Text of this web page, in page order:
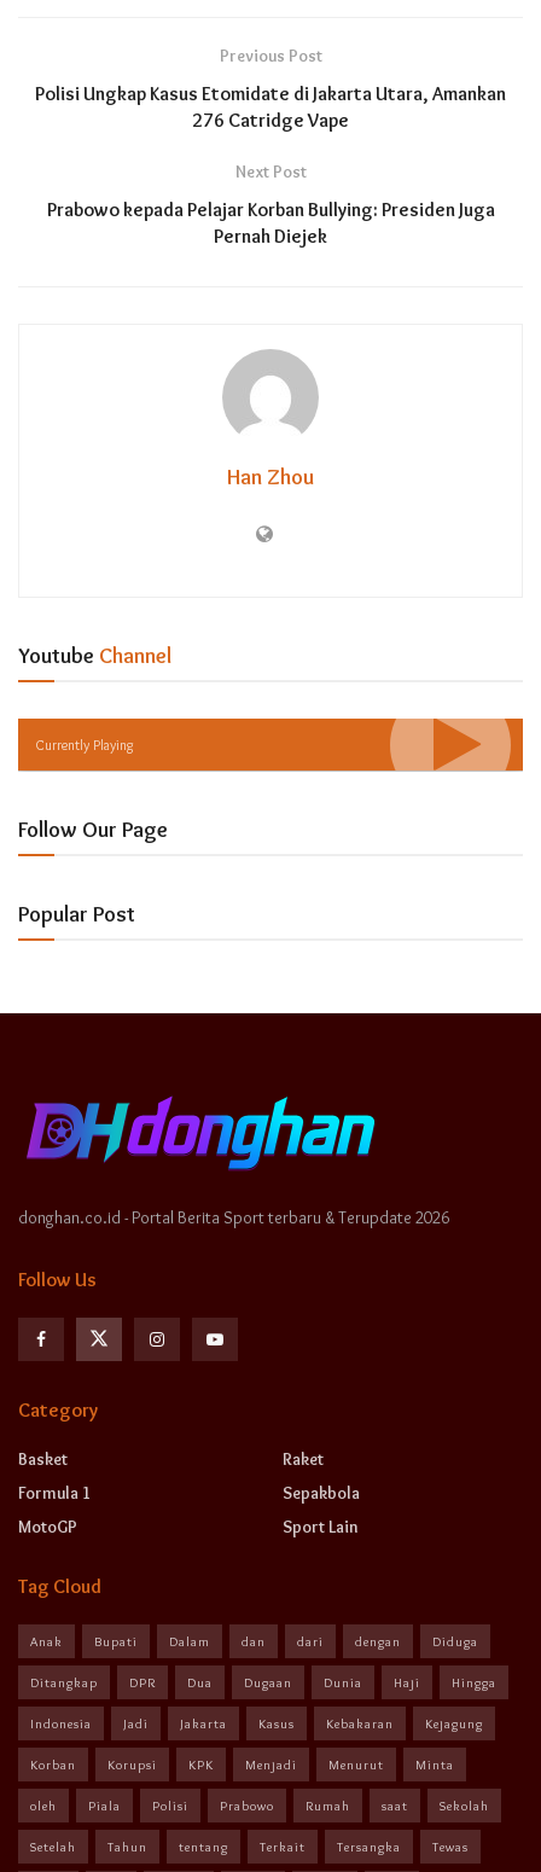
Previous Post
Polisi Ungkap Kasus Etomidate di Jakarta Utara, Amankan
276 Catridge Vape
Next Post
Prabowo kepada Pelajar Korban Bullying: Presiden Juga
Pernah Diejek
Han Zhou
Youtube Channel
Currently Playing
Follow Our Page
Popular Post
donghan.co.id - Portal Berita Sport terbaru & Terupdate 2026
Follow Us
Category
Basket
Formula 1
MotoGP
Raket
Sepakbola
Sport Lain
Tag Cloud
Anak Bupati Dalam dan dari dengan Diduga
Ditangkap DPR Dua Dugaan Dunia Haji Hingga
Indonesia Jadi Jakarta Kasus Kebakaran Kejagung
Korban Korupsi KPK Menjadi Menurut Minta
oleh Piala Polisi Prabowo Rumah saat Sekolah
Setelah Tahun tentang Terkait Tersangka Tewas